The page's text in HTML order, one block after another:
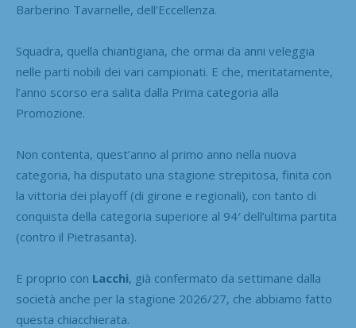
Barberino Tavarnelle, dell’Eccellenza.
Squadra, quella chiantigiana, che ormai da anni veleggia
nelle parti nobili dei vari campionati. E che, meritatamente,
l’anno scorso era salita dalla Prima categoria alla
Promozione.
Non contenta, quest’anno al primo anno nella nuova
categoria, ha disputato una stagione strepitosa, finita con
la vittoria dei playoff (di girone e regionali), con tanto di
conquista della categoria superiore al 94′ dell’ultima partita
(contro il Pietrasanta).
E proprio con Lacchi, già confermato da settimane dalla
società anche per la stagione 2026/27, che abbiamo fatto
questa chiacchierata.